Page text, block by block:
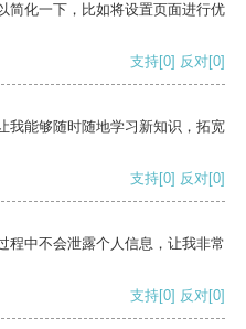
简化一下，比如将设置页面进行优
支持[0] 反对[0]
我能够随时随地学习新知识，拓宽
支持[0] 反对[0]
程中不会泄露个人信息，让我非常
支持[0] 反对[0]